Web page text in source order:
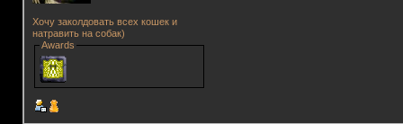
Хочу заколдовать всех кошек и
натравить на собак)
Awards